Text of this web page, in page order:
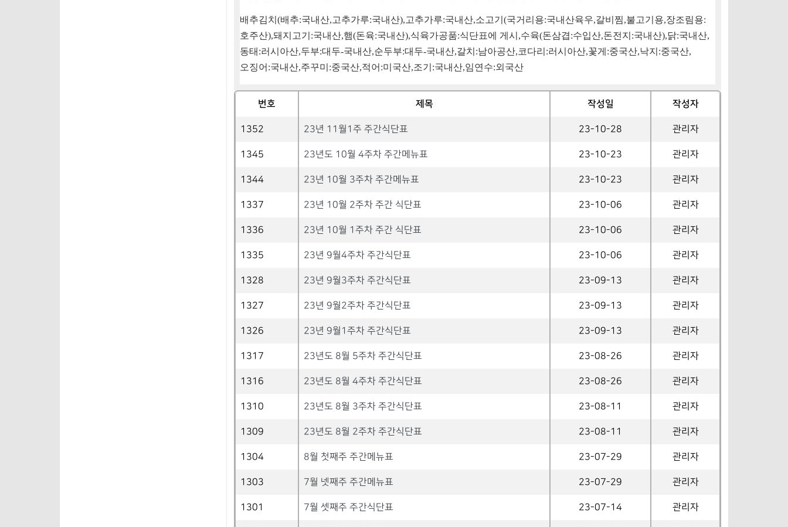
배추김치 (배추:국내산,고추가루:국내산),고추가루:국내산,소고기 (국거리용:국내산육우,갈비찜,불고기용,장조림용:
호주산),돼지고기 :국내산,햄(돈육:국내산),식육가공품:식단표에 게시 ,수육(돈삼겹:수입산,돈전지 :국내산),닭:국내산,
동태 :러시아산,두부:대두-국내산,순두부:대두-국내산,갈치 :남아공산,코다리 :러시아산,꽃게 :중국산,낙지 :중국산,
오징어 :국내산,주꾸미 :중국산,적어 :미국산,조기 :국내산,임연수:외국산
번호 제목 작성일 작성자
1352 23년 11월1주 주간식단표 23-10-28 관리자
1345 23년도 10월 4주차 주간메뉴표 23-10-23 관리자
1344 23년 10월 3주차 주간메뉴표 23-10-23 관리자
1337 23년 10월 2주차 주간 식단표 23-10-06 관리자
1336 23년 10월 1주차 주간 식단표 23-10-06 관리자
1335 23년 9월4주차 주간식단표 23-10-06 관리자
1328 23년 9월3주차 주간식단표 23-09-13 관리자
1327 23년 9월2주차 주간식단표 23-09-13 관리자
1326 23년 9월1주차 주간식단표 23-09-13 관리자
1317 23년도 8월 5주차 주간식단표 23-08-26 관리자
1316 23년도 8월 4주차 주간식단표 23-08-26 관리자
1310 23년도 8월 3주차 주간식단표 23-08-11 관리자
1309 23년도 8월 2주차 주간식단표 23-08-11 관리자
1304 8월 첫째주 주간메뉴표 23-07-29 관리자
1303 7월 넷째주 주간메뉴표 23-07-29 관리자
1301 7월 셋째주 주간식단표 23-07-14 관리자